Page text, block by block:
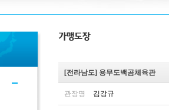
[전라남도] 용무도백곰체육관
관장명 김강규